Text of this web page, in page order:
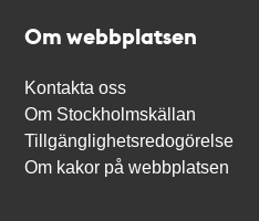
Om webbplatsen
Kontakta oss
Om Stockholmskällan
Tillgänglighetsredogörelse
Om kakor på webbplatsen